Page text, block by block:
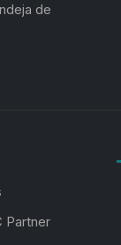
de
Partner